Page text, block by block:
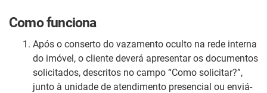
Como funciona
Após o conserto do vazamento oculto na rede interna
do imóvel, o cliente deverá apresentar os documentos
solicitados, descritos no campo “Como solicitar?”,
junto à unidade de atendimento presencial ou enviá-